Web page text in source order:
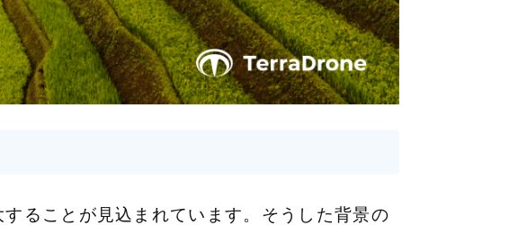
ることが見込まれています。そうした背景の